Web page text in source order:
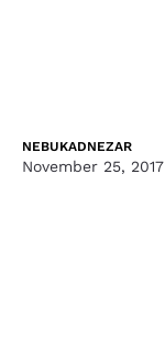
NEBUKADNEZAR
November 25, 2017